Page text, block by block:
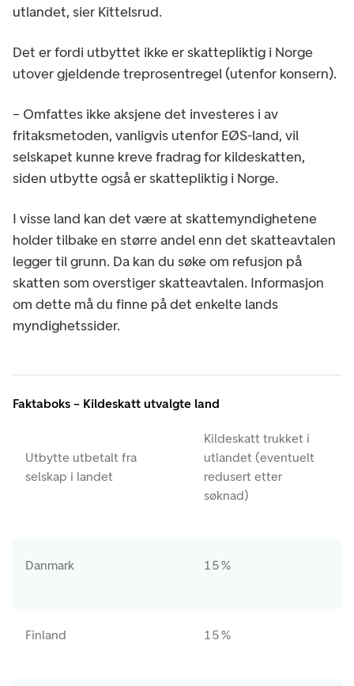
utlandet, sier Kittelsrud.
Det er fordi utbyttet ikke er skattepliktig i Norge
utover gjeldende treprosentregel (utenfor konsern).
– Omfattes ikke aksjene det investeres i av
fritaksmetoden, vanligvis utenfor EØS-land, vil
selskapet kunne kreve fradrag for kildeskatten,
siden utbytte også er skattepliktig i Norge.
I visse land kan det være at skattemyndighetene
holder tilbake en større andel enn det skatteavtalen
legger til grunn. Da kan du søke om refusjon på
skatten som overstiger skatteavtalen. Informasjon
om dette må du finne på det enkelte lands
myndighetssider.
Faktaboks – Kildeskatt utvalgte land
Utbytte utbetalt fra
selskap i landet
Kildeskatt trukket i
utlandet (eventuelt
redusert etter
søknad)
Danmark 15 %
Finland 15 %